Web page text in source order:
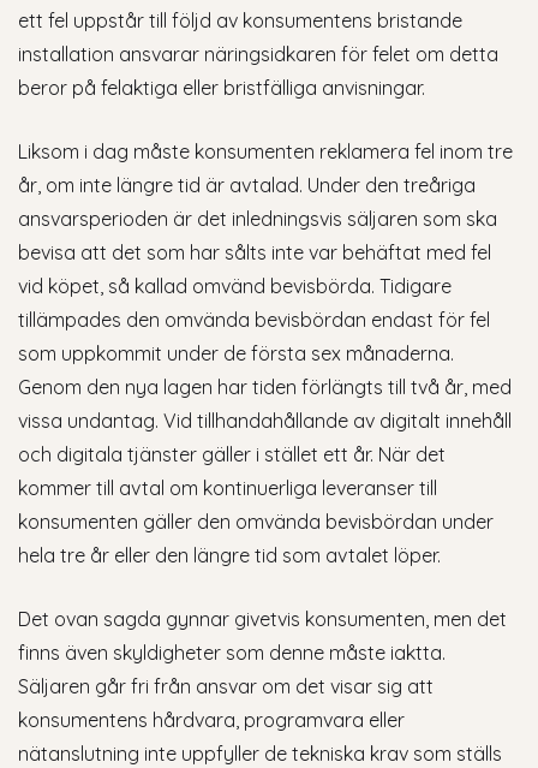
ett fel uppstår till följd av konsumentens bristande
installation ansvarar näringsidkaren för felet om detta
beror på felaktiga eller bristfälliga anvisningar.
Liksom i dag måste konsumenten reklamera fel inom tre
år, om inte längre tid är avtalad. Under den treåriga
ansvarsperioden är det inledningsvis säljaren som ska
bevisa att det som har sålts inte var behäftat med fel
vid köpet, så kallad omvänd bevisbörda. Tidigare
tillämpades den omvända bevisbördan endast för fel
som uppkommit under de första sex månaderna.
Genom den nya lagen har tiden förlängts till två år, med
vissa undantag. Vid tillhandahållande av digitalt innehåll
och digitala tjänster gäller i stället ett år. När det
kommer till avtal om kontinuerliga leveranser till
konsumenten gäller den omvända bevisbördan under
hela tre år eller den längre tid som avtalet löper.
Det ovan sagda gynnar givetvis konsumenten, men det
finns även skyldigheter som denne måste iaktta.
Säljaren går fri från ansvar om det visar sig att
konsumentens hårdvara, programvara eller
nätanslutning inte uppfyller de tekniska krav som ställs